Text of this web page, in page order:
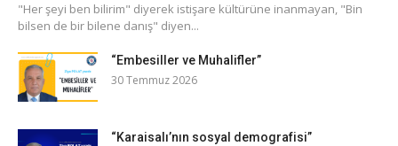
​"Her şeyi ben bilirim" diyerek istişare kültürüne inanmayan, "Bin
bilsen de bir bilene danış" diyen...
“Embesiller ve Muhalifler”
30 Temmuz 2026
“Karaisalı’nın sosyal demografisi”